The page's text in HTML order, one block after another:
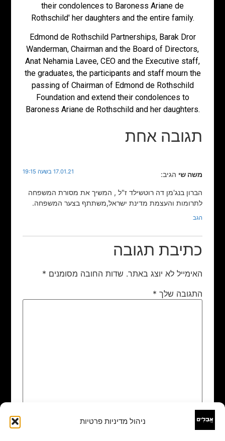
ניהול מדיניות פרטיות
their condolences to Baroness Ariane de
Rothschild' her daughters and the entire family.
Edmond de Rothschild Partnerships, Barak Dror
Wanderman, Chairman and the Board of Directors,
Anat Nehamia Lavee, CEO and the Executive staff,
the graduates, the participants and staff mourn the
passing of Chairman of Edmond de Rothschild
Foundation and extend their condolences to
Baroness Ariane de Rothschild and her daughters.
תגובה אחת
משה שי הגיב: 17.01.21 בשעה 19:15
הברון בנג'מן דה רוטשילד ז"ל , המשיך את מסורת המשפחה
לתרומות והעצמת מדינת ישראל,משתתף בצער המשפחה.
הגב
כתיבת תגובה
האימייל לא יוצג באתר. שדות החובה מסומנים *
התגובה שלך *
שם